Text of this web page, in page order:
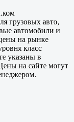
грузовых авто,
автомобили и
на рынке
класс
указаны в
на сайте могут